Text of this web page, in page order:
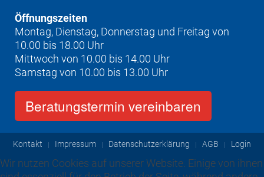
Öffnungszeiten
Montag, Dienstag, Donnerstag und Freitag von
10.00 bis 18.00 Uhr
Mittwoch von 10.00 bis 14.00 Uhr
Samstag von 10.00 bis 13.00 Uhr
Beratungstermin vereinbaren
Kontakt Impressum Datenschutzerklärung AGB Login
Wir nutzen Cookies auf unserer Website. Einige von ihnen